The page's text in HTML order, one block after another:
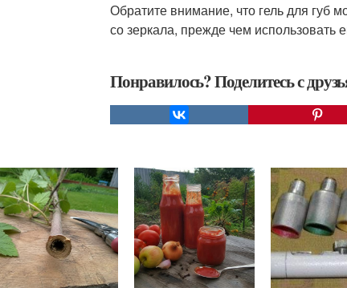
Обратите внимание, что гель для губ
со зеркала, прежде чем использовать
Понравилось? Поделитесь с